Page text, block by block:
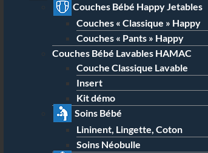
Couches Bébé Happy Jetables
Couches « Classique » Happy
Couches « Pants » Happy
Couches Bébé Lavables HAMAC
Couche Classique Lavable
Insert
Kit démo
Soins Bébé
Lininent, Lingette, Coton
Soins Néobulle